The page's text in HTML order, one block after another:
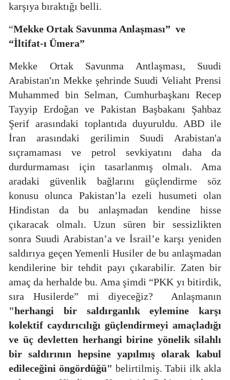
karşıya bıraktığı belli.
“Mekke Ortak Savunma Anlaşması” ve
“İltifat-ı Ümera”
Mekke Ortak Savunma Antlaşması, Suudi
Arabistan'ın Mekke şehrinde Suudi Veliaht Prensi
Muhammed bin Selman, Cumhurbaşkanı Recep
Tayyip Erdoğan ve Pakistan Başbakanı Şahbaz
Şerif arasındaki toplantıda duyuruldu. ABD ile
İran arasındaki gerilimin Suudi Arabistan'a
sıçramaması ve petrol sevkiyatını daha da
durdurmaması için tasarlanmış olmalı. Ama
aradaki güvenlik bağlarını güçlendirme söz
konusu olunca Pakistan’la ezeli husumeti olan
Hindistan da bu anlaşmadan kendine hisse
çıkaracak olmalı. Uzun süren bir sessizlikten
sonra Suudi Arabistan’a ve İsrail’e karşı yeniden
saldırıya geçen Yemenli Husiler de bu anlaşmadan
kendilerine bir tehdit payı çıkarabilir. Zaten bir
amaç da herhalde bu. Ama şimdi “PKK yı bitirdik,
sıra Husilerde” mi diyeceğiz?
Anlaşmanın
"herhangi bir saldırganlık eylemine karşı
kolektif caydırıcılığı güçlendirmeyi amaçladığı
ve üç devletten herhangi birine yönelik silahlı
bir saldırının hepsine yapılmış olarak kabul
edileceğini öngördüğü" belirtilmiş. Tabii ilk akla